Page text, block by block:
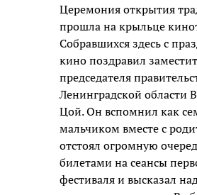
Церемония открытия
прошла на крыльце
Собравшихся здесь с
кино поздравил
председателя
Ленинградской области
Цой. Он вспомнил как
мальчиком вместе с
отстоял огромную
билетами на сеансы
фестиваля и высказал